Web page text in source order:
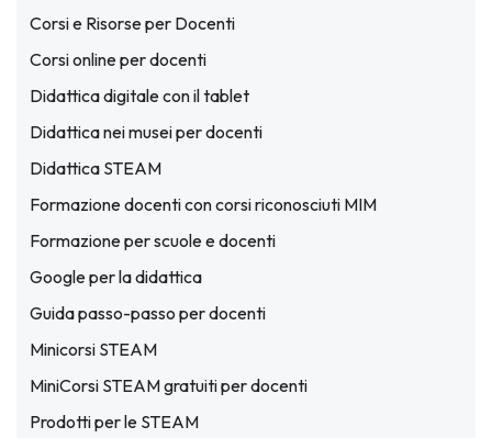
Corsi e Risorse per Docenti
Corsi online per docenti
Didattica digitale con il tablet
Didattica nei musei per docenti
Didattica STEAM
Formazione docenti con corsi riconosciuti MIM
Formazione per scuole e docenti
Google per la didattica
Guida passo-passo per docenti
Minicorsi STEAM
MiniCorsi STEAM gratuiti per docenti
Prodotti per le STEAM